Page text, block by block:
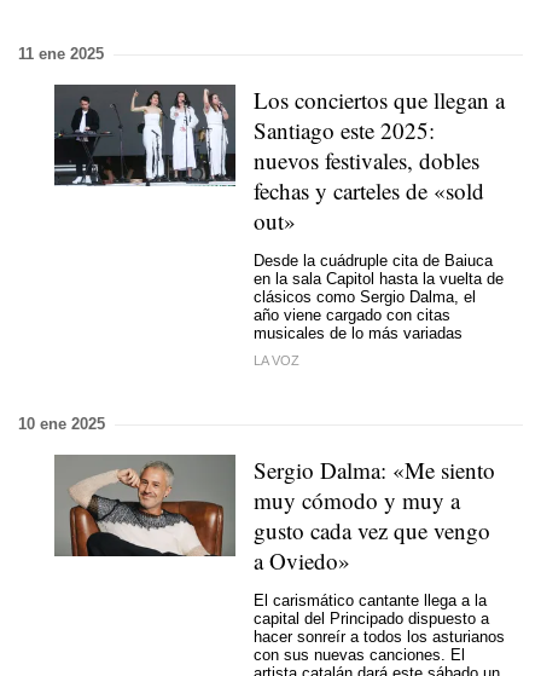
11 ene 2025
Los conciertos que llegan a
Santiago este 2025:
nuevos festivales, dobles
fechas y carteles de «sold
out»
Desde la cuádruple cita de Baiuca
en la sala Capitol hasta la vuelta de
clásicos como Sergio Dalma, el
año viene cargado con citas
musicales de lo más variadas
LA VOZ
10 ene 2025
Sergio Dalma: «Me siento
muy cómodo y muy a
gusto cada vez que vengo
a Oviedo»
El carismático cantante llega a la
capital del Principado dispuesto a
hacer sonreír a todos los asturianos
con sus nuevas canciones. El
artista catalán dará este sábado un